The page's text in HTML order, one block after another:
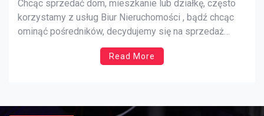
Chcąc sprzedać dom, mieszkanie lub działkę, często
korzystamy z usług Biur Nieruchomości , bądź chcąc
ominąć pośredników, decydujemy się na sprzedaż
bezpośrednią. Niestety w obu przypadkach trwa to
bardzo długo ( nawet miesiące lub lata), a bez
Read More